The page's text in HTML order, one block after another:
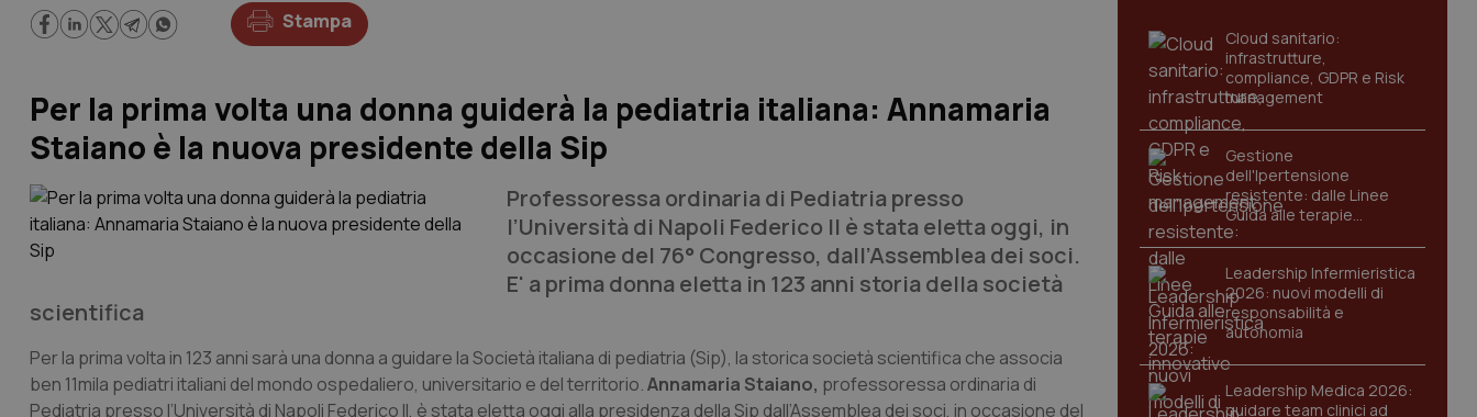
Stampa
Per la prima volta una donna guiderà la pediatria italiana: Annamaria
Staiano è la nuova presidente della Sip
Professoressa ordinaria di Pediatria presso
l’Università di Napoli Federico II è stata eletta oggi, in
occasione del 76° Congresso, dall’Assemblea dei soci.
E' a prima donna eletta in 123 anni storia della società
scientifica
Per la prima volta in 123 anni sarà una donna a guidare la Società italiana di pediatria (Sip), la storica società scientifica che associa
ben 11mila pediatri italiani del mondo ospedaliero, universitario e del territorio.Annamaria Staiano, professoressa ordinaria di
Pediatria presso l’Università di Napoli Federico II, è stata eletta oggi alla presidenza della Sip dall’Assemblea dei soci, in occasione del
Cloud sanitario:
infrastrutture,
compliance, GDPR e Risk
management
Gestione
dell'Ipertensione
resistente: dalle Linee
Guida alle terapie
innovative
Leadership Infermieristica
2026: nuovi modelli di
responsabilità e
autonomia
Leadership Medica 2026:
guidare team clinici ad